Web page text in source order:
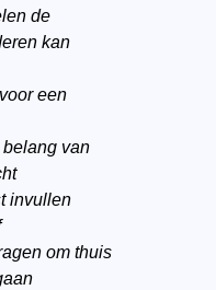
de
kan
een
van
invullen
om thuis